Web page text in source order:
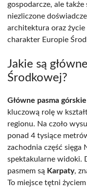
gospodarcze, ale
niezliczone
architektura oraz życie
charakter Europie
Jakie są
Środkowej?
Główne pasma
kluczową rolę w
regionu. Na czoło
ponad 4 tysiące
zachodnia część sięga
spektakularne widoki.
pasmem są Karpaty,
To miejsce tętni